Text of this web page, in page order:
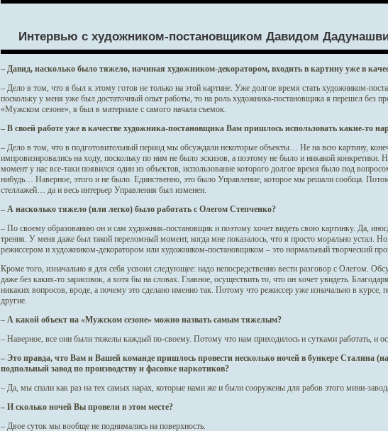
Интервью c художником-постановщиком Давидом
– Давид, насколько было тяжело, начиная художником-декоратором, входить в картину уже в
– Дело в том, что я был к этому готов не только на этой картине. Уже долгое время стать художником-
поскольку у меня уже был достаточный опыт работы, то на роль художника-постановщика я перешел без
«Мужском сезоне», я был в материале с самого начала съемок.
– В своей работе уже в качестве художника-постановщика Вам пришлось использовать какие-то
– Дело в том, что в подготовительный период мы обсуждали некоторые объекты… Не на всю картину,
импровизировались на ходу, поскольку по ним не было эскизов, а поэтому не было и никакой конкретики.
момент у нас все-таки появился один из объектов, использование которого долгое время было под
нибудь… Наверное, этого и не было. Единственно, это было Управление, которое мы решали сообща.
стеллажей… да и весь интерьер Управления был изменен.
– А насколько тяжело (или легко) было работать с Олегом Степченко?
– По своему образованию он и сам художник-постановщик и поэтому хочет видеть свою картинку. Да,
трения. У меня даже был такой переломный момент, когда мне показалось, что я просто морально устал.
режиссером и художником-декоратором или художником-постановщиком – это нормальный творческий
Кроме того, изначально я для себя усвоил следующее: надо непосредственно вести разговор с Олегом.
даже без каких-то зарисовок, а хотя бы на словах. Главное, осуществить то, что он хочет увидеть.
никаких вопросов, вроде, а почему это сделано именно так. Потому что режиссер уже изначально в курсе,
другие.
– А какой объект на «Мужском сезоне» можно назвать самым тяжелым?
– Наверное, все они были тяжелы каждый по-своему. Потому что нам приходилось и сутками работать, и
– Это правда, что Вам и Вашей команде пришлось провести несколько ночей в бункере Сталина
подпольный завод по производству и фасовке наркотиков?
– Да, мы спали как раз на тех самых нарах, которые нами же и были сооружены для рабов этого мини-
– И сколько ночей Вы провели в этом месте?
– Двое суток мы вообще не поднимались на поверхность.